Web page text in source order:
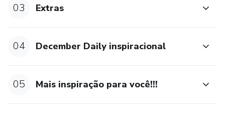
03 Extras
04 December Daily inspiracional
05 Mais inspiração para você!!!